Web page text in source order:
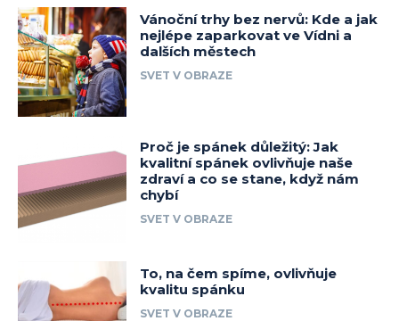
Vánoční trhy bez nervů: Kde a jak
nejlépe zaparkovat ve Vídni a
dalších městech
SVET V OBRAZE
Proč je spánek důležitý: Jak
kvalitní spánek ovlivňuje naše
zdraví a co se stane, když nám
chybí
SVET V OBRAZE
To, na čem spíme, ovlivňuje
kvalitu spánku
SVET V OBRAZE